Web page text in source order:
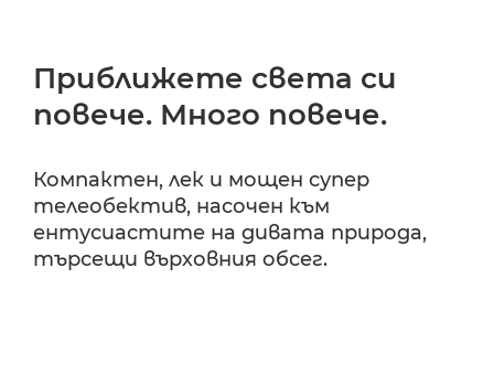
Приближете света си
повече. Много повече.
Компактен, лек и мощен супер
телеобектив, насочен към
ентусиастите на дивата природа,
търсещи върховния обсег.